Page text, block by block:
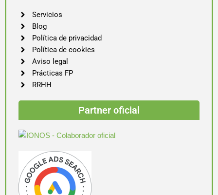
Servicios
Blog
Política de privacidad
Política de cookies
Aviso legal
Prácticas FP
RRHH
Partner oficial